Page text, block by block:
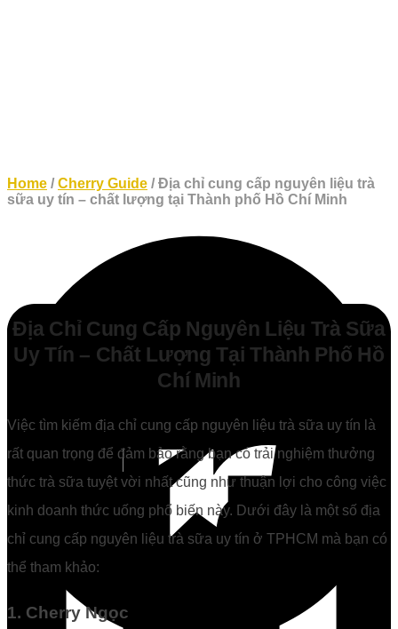
Home / Cherry Guide / Địa chỉ cung cấp nguyên liệu trà
sữa uy tín – chất lượng tại Thành phố Hồ Chí Minh
Địa Chỉ Cung Cấp Nguyên Liệu Trà Sữa
Uy Tín – Chất Lượng Tại Thành Phố Hồ
Chí Minh
Việc tìm kiếm địa chỉ cung cấp nguyên liệu trà sữa uy tín là
rất quan trọng để đảm bảo rằng bạn có trải nghiệm thưởng
thức trà sữa tuyệt vời nhất cũng như thuận lợi cho công việc
kinh doanh thức uống phổ biến này. Dưới đây là một số địa
chỉ cung cấp nguyên liệu trà sữa uy tín ở TPHCM mà bạn có
thể tham khảo:
1. Cherry Ngọc